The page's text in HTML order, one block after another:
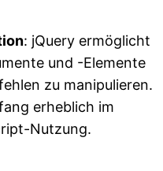
: jQuery ermöglicht
und -Elemente
zu manipulieren.
erheblich im
Nutzung.